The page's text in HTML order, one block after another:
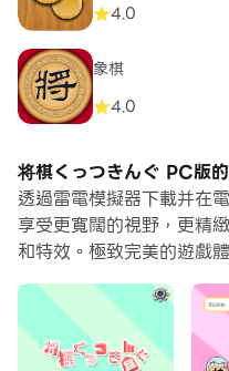
4.0
象棋
4.0
将棋くっつきんぐ PC版
透過雷電模擬器下載并在
享受更寬闊的視野，更精
和特效。極致完美的遊戲